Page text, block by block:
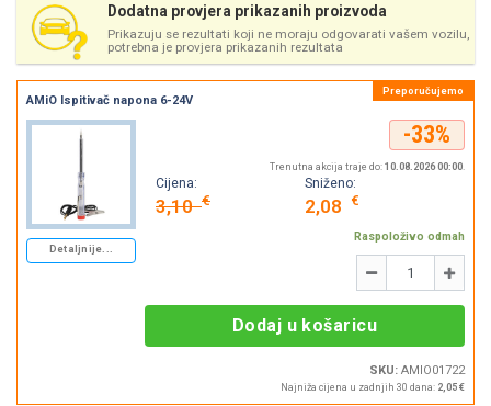
Dodatna provjera prikazanih proizvoda
Prikazuju se rezultati koji ne moraju odgovarati vašem vozilu,
potrebna je provjera prikazanih rezultata
Detaljnije...
AMiO Ispitivač napona 6-24V
-33%
Trenutna akcija traje do: 10.08.2026 00:00.
Cijena:
3,10€
Sniženo:
2,08 €
Raspoloživo odmah
- +
Dodaj u košaricu
SKU: AMIO01722
Najniža cijena u zadnjih 30 dana: 2,05 €